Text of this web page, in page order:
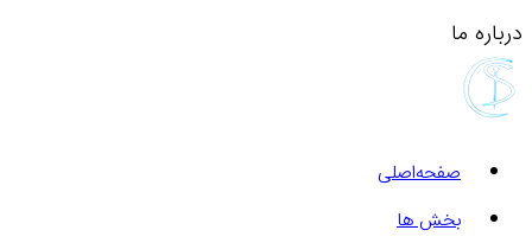
درباره ما
صفحه‌اصلی
بخش ها